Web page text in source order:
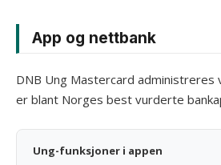
App og nettbank
DNB Ung Mastercard administreres
er blant Norges best vurderte
Ung-funksjoner i appen